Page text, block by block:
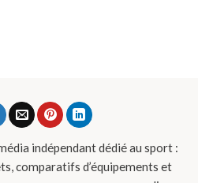
indépendant dédié au sport :
comparatifs d’équipements et